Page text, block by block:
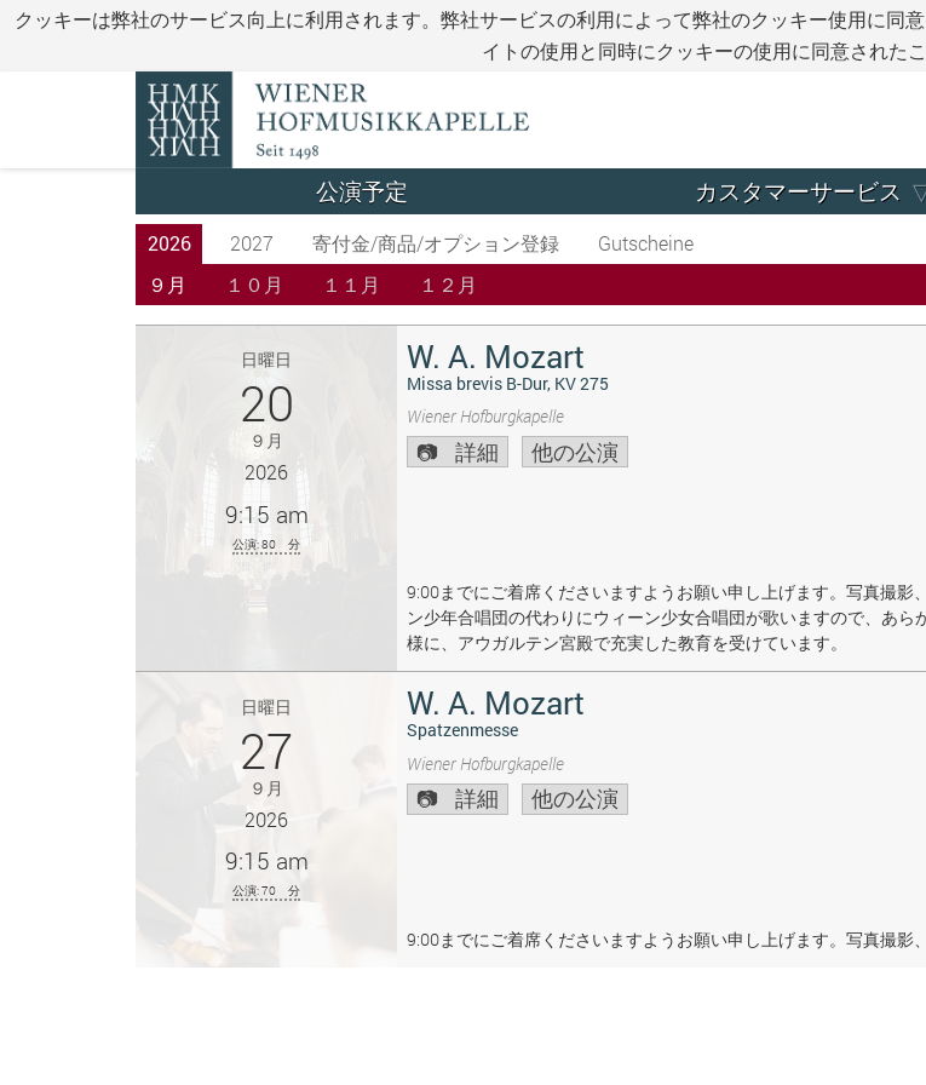
クッキーは弊社のサービス向上に利用されます。弊社サービスの利用によって弊社のクッキー使用に同
イトの使用と同時にクッキーの使用に同意された
公演予定 カスタマーサービス
2026 2027 寄付金/商品/オプション登録
Gutscheine
９月
１０月 １１月 １２月
日曜日
20
９月
2026
9:15 am
公演: 80 分
W. A. Mozart
Missa brevis B-Dur, KV 275
Wiener Hofburgkapelle
詳細 他の公演
9:00までにご着席くださいますようお願い申し上げます。写真撮影
ン少年合唱団の代わりにウィーン少女合唱団が歌いますので、あ
様に、アウガルテン宮殿で充実した教育を受けています。
日曜日
27
９月
2026
9:15 am
公演: 70 分
W. A. Mozart
Spatzenmesse
Wiener Hofburgkapelle
詳細 他の公演
9:00までにご着席くださいますようお願い申し上げます。写真撮影